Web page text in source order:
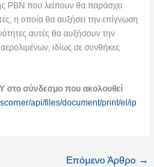
PBN που λείπουν θα παράσχει
η οποία θα αυξήσει την επίγνωση
αυτές θα αυξήσουν την
ιδίως σε συνθήκες
στο σύνδεσμο που ακολουθεί
api/files/document/print/el/ip
Επόμενο Άρθρο →